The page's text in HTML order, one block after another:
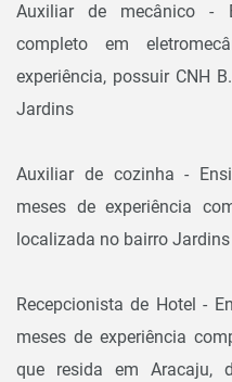
Auxiliar de mecânico -
completo em
experiência, possuir CNH
Jardins
Auxiliar de cozinha -
meses de experiência
localizada no bairro Jardins
Recepcionista de Hotel -
meses de experiência
que resida em Aracaju,